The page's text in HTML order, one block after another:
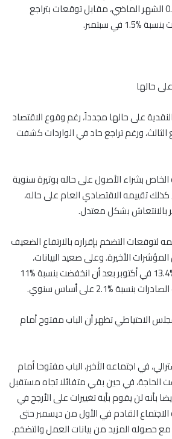
معدلة موسميا بلغت %0.9 الشهر الماضي، مقابل توقعات بتراجع
حالها
على حالها مجدداً، رغم وقوع الاقتصاد
الثالث، ورغم تراجع حاد في الواردات كشفت
الخاص بشراء الأصول على حاله بوتيرة سنوية
كذلك تقييمه الاقتصادي العام على حاله،
بالانتعاش بشكل معتدل.
التضخم بإقراره بالارتفاع الضعيف
الأخيرة. وعلى صعيد البيانات،
انخفضت الواردات بنسبة %13.4 في أكتوبر بعد أن انخفضت بنسبة %11
%2.1 على أساس سنوي.
الاحتياطي تظهر أن الباب مفتوح أمام
في اجتماعه الأخير، الباب مفتوحا أمام
الحاجة، في حين بقي متفائلا تجاه مستقبل
بأنه لن يقوم بأية تغييرات على الأرجح في
القادم في الأول من ديسمبر حتى
حصوله المزيد من بيانات العمل والتضخم.